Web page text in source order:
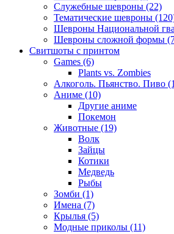
Служебные шевроны (22)
Тематические шевроны
Шевроны Национальной
Шевроны сложной формы
Свитшоты с принтом
Games (6)
Plants vs. Zombies
Алкоголь. Пьянство. Пиво
Аниме (10)
Другие аниме
Покемон
Животные (19)
Волк
Зайцы
Котики
Медведь
Рыбы
Зомби (1)
Имена (7)
Крылья (5)
Модные приколы (11)